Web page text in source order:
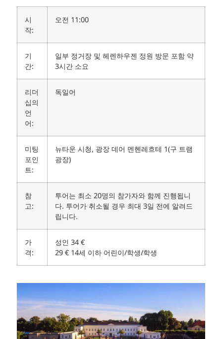
시
작:
오전 11:00
기
간:
일부 정거장 및 헤렌하우젠 정원 방문 포함 약
3시간 소요
리더
십의
언
어:
독일어
미팅
포인
트:
뉴타운 시청, 광장 데어 멘헨레흐테 1(구 트램
광장)
참
고:
투어는 최소 20명의 참가자와 함께 진행됩니
다. 투어가 취소될 경우 최대 3일 전에 알려드
립니다.
가
격:
성인 34 €
29 € 14세 이하 어린이/학생/학생